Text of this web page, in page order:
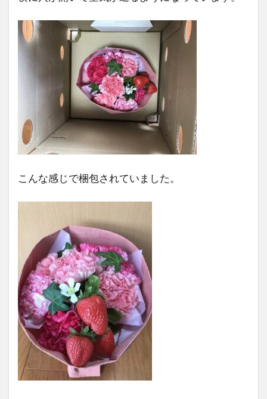
こんな感じで梱包されていました。